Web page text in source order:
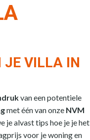
JE VILLA IN
van een potentiele
met één van onze NVM
je alvast tips hoe je je het
voor je woning en